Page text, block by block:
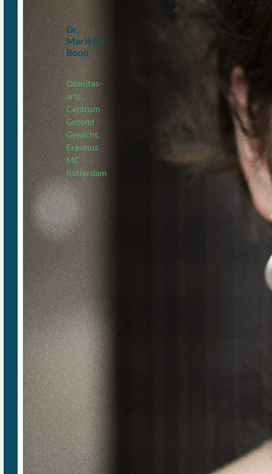
Dr.
Mariëtte
Boon
Obesitas-
arts,
Centrum
Gezond
Gewicht,
Erasmus
MC
Rotterdam